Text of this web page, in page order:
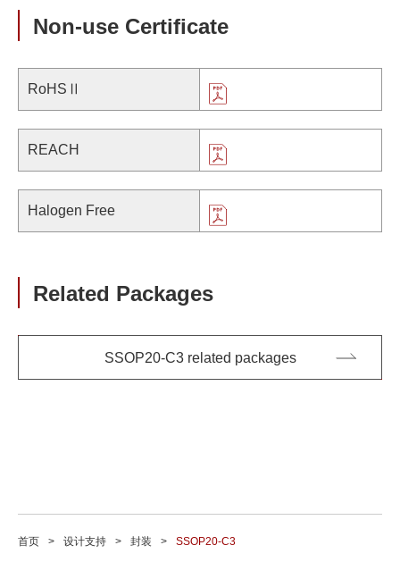
Non-use Certificate
RoHSⅡ
REACH
Halogen Free
Related Packages
SSOP20-C3 related packages
首页 设计支持 封装 SSOP20-C3